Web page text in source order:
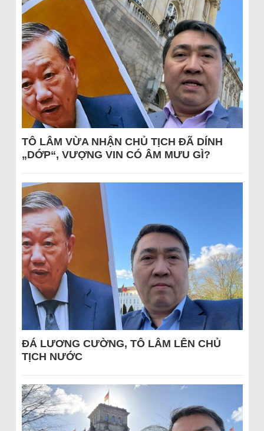
TÔ LÂM VỪA NHẬN CHỦ TỊCH ĐÃ DÍNH
„DỚP“, VƯỢNG VIN CÓ ÂM MƯU GÌ?
ĐÁ LƯƠNG CƯỜNG, TÔ LÂM LÊN CHỦ
TỊCH NƯỚC